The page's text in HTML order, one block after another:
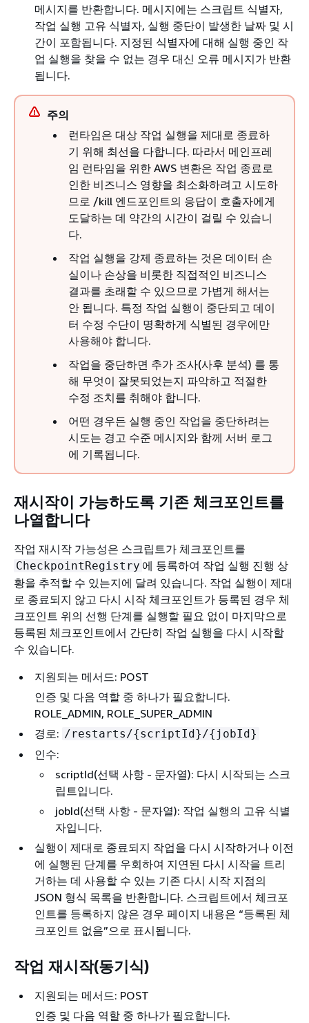
메시지를 반환합니다. 메시지에는 스크립트 식별자,
작업 실행 고유 식별자, 실행 중단이 발생한 날짜 및 시
간이 포함됩니다. 지정된 식별자에 대해 실행 중인 작
업 실행을 찾을 수 없는 경우 대신 오류 메시지가 반환
됩니다.
주의
런타임은 대상 작업 실행을 제대로 종료하
기 위해 최선을 다합니다. 따라서 메인프레
임 런타임을 위한 AWS 변환은 작업 종료로
인한 비즈니스 영향을 최소화하려고 시도하
므로 /kill 엔드포인트의 응답이 호출자에게
도달하는 데 약간의 시간이 걸릴 수 있습니
다.
작업 실행을 강제 종료하는 것은 데이터 손
실이나 손상을 비롯한 직접적인 비즈니스
결과를 초래할 수 있으므로 가볍게 해서는
안 됩니다. 특정 작업 실행이 중단되고 데이
터 수정 수단이 명확하게 식별된 경우에만
사용해야 합니다.
작업을 중단하면 추가 조사(사후 분석) 를 통
해 무엇이 잘못되었는지 파악하고 적절한
수정 조치를 취해야 합니다.
어떤 경우든 실행 중인 작업을 중단하려는
시도는 경고 수준 메시지와 함께 서버 로그
에 기록됩니다.
재시작이 가능하도록 기존 체크포인트를
나열합니다
작업 재시작 가능성은 스크립트가 체크포인트를
CheckpointRegistry 에 등록하여 작업 실행 진행 상
황을 추적할 수 있는지에 달려 있습니다. 작업 실행이 제대
로 종료되지 않고 다시 시작 체크포인트가 등록된 경우 체
크포인트 위의 선행 단계를 실행할 필요 없이 마지막으로
등록된 체크포인트에서 간단히 작업 실행을 다시 시작할
수 있습니다.
지원되는 메서드: POST
인증 및 다음 역할 중 하나가 필요합니다.
ROLE_ADMIN, ROLE_SUPER_ADMIN
경로: /restarts/{scriptId}/{ jobId}
인수:
scriptId(선택 사항 - 문자열): 다시 시작되는 스크
립트입니다.
jobId(선택 사항 - 문자열): 작업 실행의 고유 식별
자입니다.
실행이 제대로 종료되지 작업을 다시 시작하거나 이전
에 실행된 단계를 우회하여 지연된 다시 시작을 트리
거하는 데 사용할 수 있는 기존 다시 시작 지점의
JSON 형식 목록을 반환합니다. 스크립트에서 체크포
인트를 등록하지 않은 경우 페이지 내용은 “등록된 체
크포인트 없음”으로 표시됩니다.
작업 재시작(동기식)
지원되는 메서드: POST
인증 및 다음 역할 중 하나가 필요합니다.